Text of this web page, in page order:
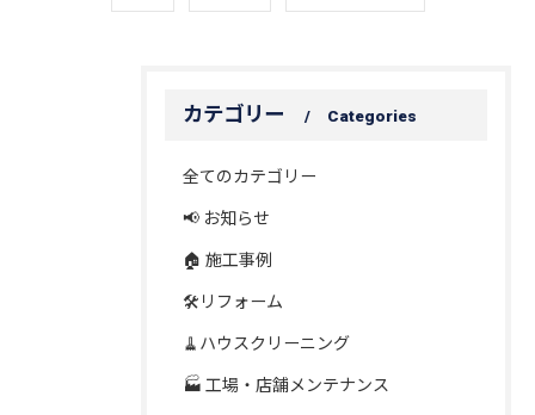
カテゴリー Categories
全てのカテゴリー
📢 お知らせ
🏠 施工事例
🛠️リフォーム
🧹ハウスクリーニング
🏭 工場・店舗メンテナンス